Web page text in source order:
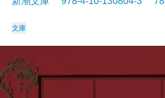
文庫